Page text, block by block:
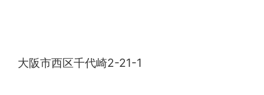
大阪市西区千代崎2-21-1